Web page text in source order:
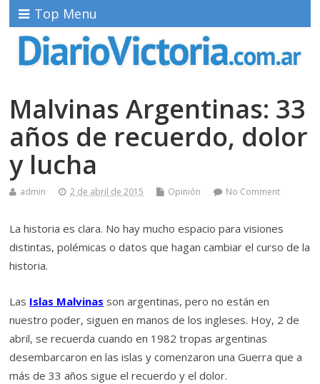
Top Menu
Malvinas Argentinas: 33
años de recuerdo, dolor
y lucha
admin 2 de abril de 2015 Opinión No Comment
La historia es clara. No hay mucho espacio para visiones
distintas, polémicas o datos que hagan cambiar el curso de la
historia.
Las Islas Malvinas son argentinas, pero no están en
nuestro poder, siguen en manos de los ingleses. Hoy, 2 de
abril, se recuerda cuando en 1982 tropas argentinas
desembarcaron en las islas y comenzaron una Guerra que a
más de 33 años sigue el recuerdo y el dolor.